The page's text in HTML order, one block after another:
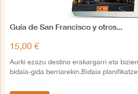
Guía de San Francisco y otros...
15,00 €
Aurki ezazu destino erakargarri eta
bidaia-gida berriarekin.Bidaia